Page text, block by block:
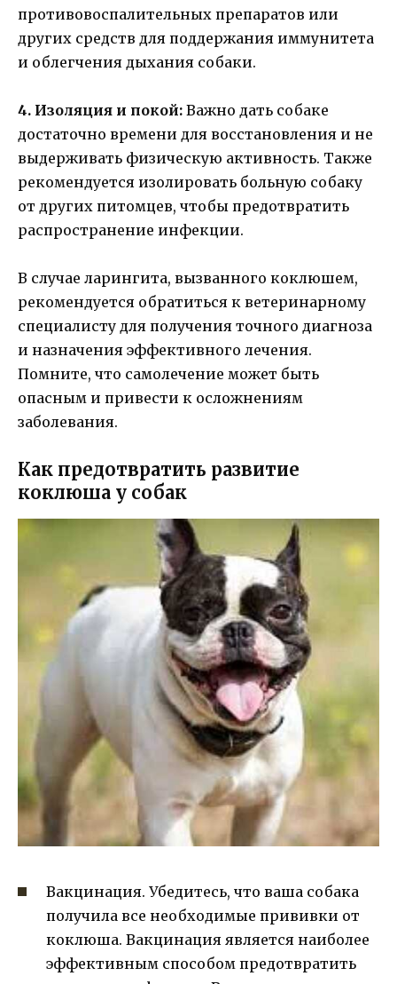
противовоспалительных препаратов или
других средств для поддержания иммунитета
и облегчения дыхания собаки.
4. Изоляция и покой: Важно дать собаке
достаточно времени для восстановления и не
выдерживать физическую активность. Также
рекомендуется изолировать больную собаку
от других питомцев, чтобы предотвратить
распространение инфекции.
В случае ларингита, вызванного коклюшем,
рекомендуется обратиться к ветеринарному
специалисту для получения точного диагноза
и назначения эффективного лечения.
Помните, что самолечение может быть
опасным и привести к осложнениям
заболевания.
Как предотвратить развитие
коклюша у собак
Вакцинация. Убедитесь, что ваша собака
получила все необходимые прививки от
коклюша. Вакцинация является наиболее
эффективным способом предотвратить